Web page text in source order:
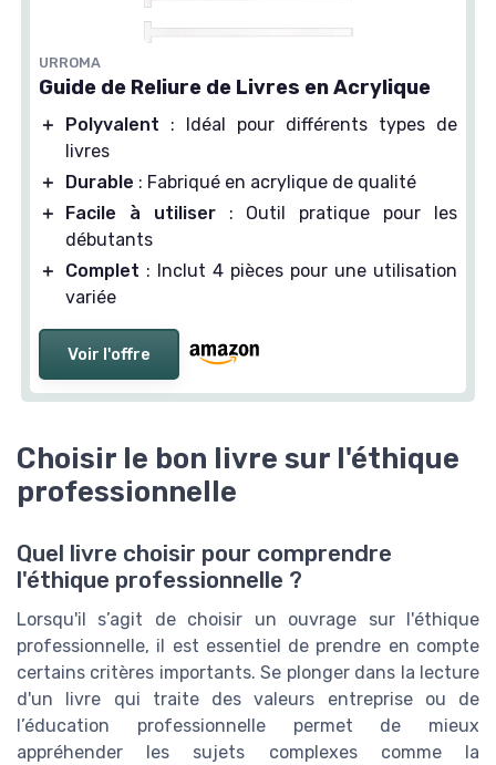
URROMA
Guide de Reliure de Livres en Acrylique
＋ Polyvalent : Idéal pour différents types de
livres
＋
Durable : Fabriqué en acrylique de qualité
＋
Facile à utiliser: Outil pratique pour les
débutants
＋
Complet : Inclut 4 pièces pour une utilisation
variée
Voir l'offre
Choisir le bon livre sur l'éthique
professionnelle
Quel livre choisir pour comprendre
l'éthique professionnelle ?
Lorsqu'il s’agit de choisir un ouvrage sur l'éthique
professionnelle, il est essentiel de prendre en compte
certains critères importants. Se plonger dans la lecture
d'un livre qui traite des valeurs entreprise ou de
l’éducation professionnelle permet de mieux
appréhender les sujets complexes comme la